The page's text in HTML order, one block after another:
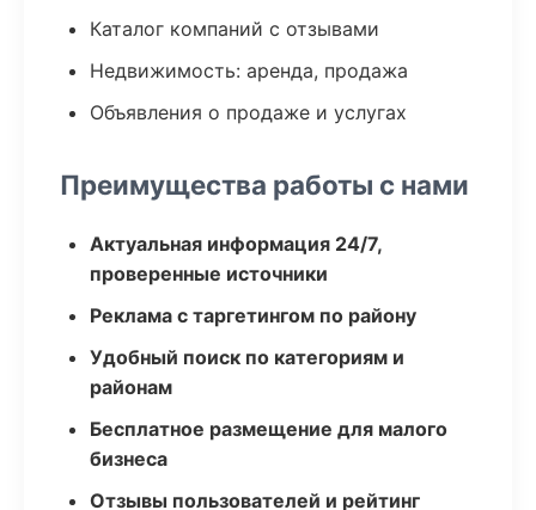
Каталог компаний с отзывами
Недвижимость: аренда, продажа
Объявления о продаже и услугах
Преимущества работы с нами
Актуальная информация 24/7,
проверенные источники
Реклама с таргетингом по району
Удобный поиск по категориям и
районам
Бесплатное размещение для малого
бизнеса
Отзывы пользователей и рейтинг